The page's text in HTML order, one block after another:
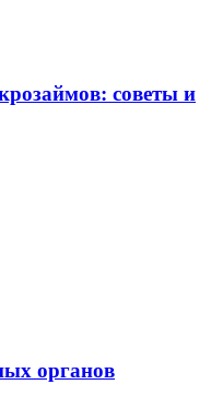
советы и
органов